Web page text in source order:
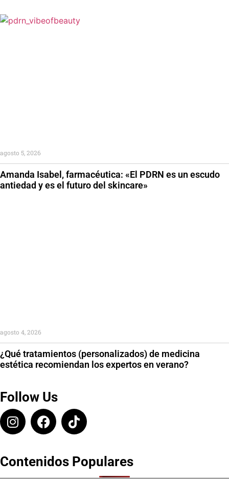
Amanda Isabel, farmacéutica: «El PDRN es un escudo
antiedad y es el futuro del skincare»
agosto 5, 2026
¿Qué tratamientos (personalizados) de medicina
estética recomiendan los expertos en verano?
agosto 4, 2026
Follow Us
Contenidos Populares